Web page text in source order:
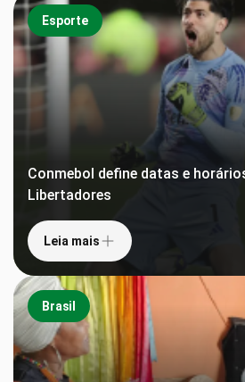
Esporte
Conmebol define datas e
Libertadores
Leia mais
Brasil